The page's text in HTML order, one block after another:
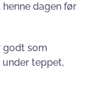
dagen før
godt som
teppet,